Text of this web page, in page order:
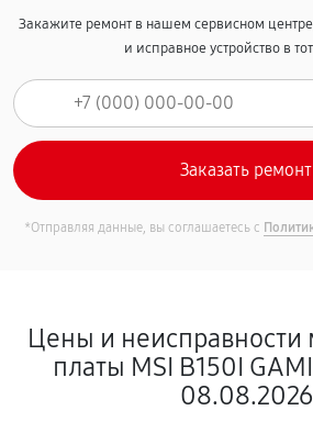
Закажите ремонт в нашем сервисном
и исправное устройство в
*Отправляя данные, вы соглашаетесь с
Цены и неисправности
платы MSI B150I
08.08.2026